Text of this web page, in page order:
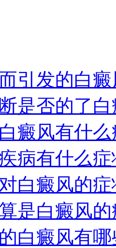
引发的白
是否的了
癜风有什
病有什么症
白癜风的
是白癜风
白癜风有